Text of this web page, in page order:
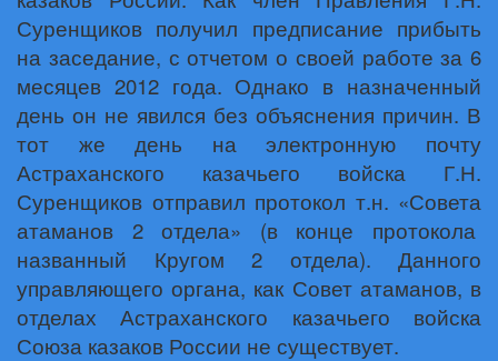
Суренщиков получил предписание прибыть
на заседание, с отчетом о своей работе за 6
месяцев 2012 года. Однако в назначенный
день он не явился без объяснения причин. В
тот же день на электронную почту
Астраханского казачьего войска Г.Н.
Суренщиков отправил протокол т.н. «Совета
атаманов 2 отдела» (в конце протокола
названный Кругом 2 отдела). Данного
управляющего органа, как Совет атаманов, в
отделах Астраханского казачьего войска
Союза казаков России не существует.